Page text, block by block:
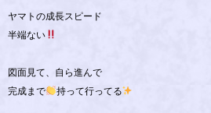
ヤマトの成長スピード
半端ない
図面見て、自ら進んで
完成まで
持って行ってる